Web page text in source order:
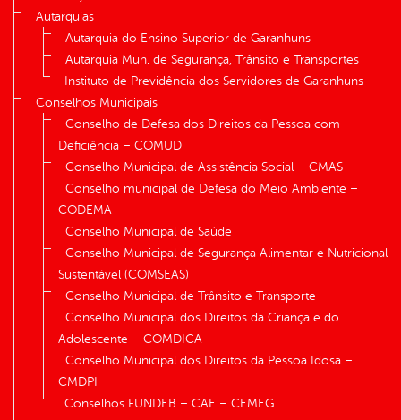
Autarquias
Autarquia do Ensino Superior de Garanhuns
Autarquia Mun. de Segurança, Trânsito e Transportes
Instituto de Previdência dos Servidores de Garanhuns
Conselhos Municipais
Conselho de Defesa dos Direitos da Pessoa com
Deficiência – COMUD
Conselho Municipal de Assistência Social – CMAS
Conselho municipal de Defesa do Meio Ambiente –
CODEMA
Conselho Municipal de Saúde
Conselho Municipal de Segurança Alimentar e Nutricional
Sustentável (COMSEAS)
Conselho Municipal de Trânsito e Transporte
Conselho Municipal dos Direitos da Criança e do
Adolescente – COMDICA
Conselho Municipal dos Direitos da Pessoa Idosa –
CMDPI
Conselhos FUNDEB – CAE – CEMEG